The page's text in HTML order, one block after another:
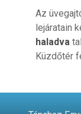
Az
lejáratain
haladva
Küzdőtér